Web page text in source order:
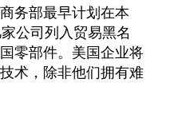
务部最早计划在本
公司列入贸易黑名
零部件。美国企业将
术，除非他们拥有难